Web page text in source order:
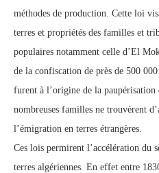
méthodes de production. Cette loi
terres et propriétés des familles et
populaires notamment celle d’El
de la confiscation de près de 500 000
furent à l’origine de la
nombreuses familles ne trouvèrent
l’émigration en terres étrangères.
Ces lois permirent l’accélération du
terres algériennes. En effet entre